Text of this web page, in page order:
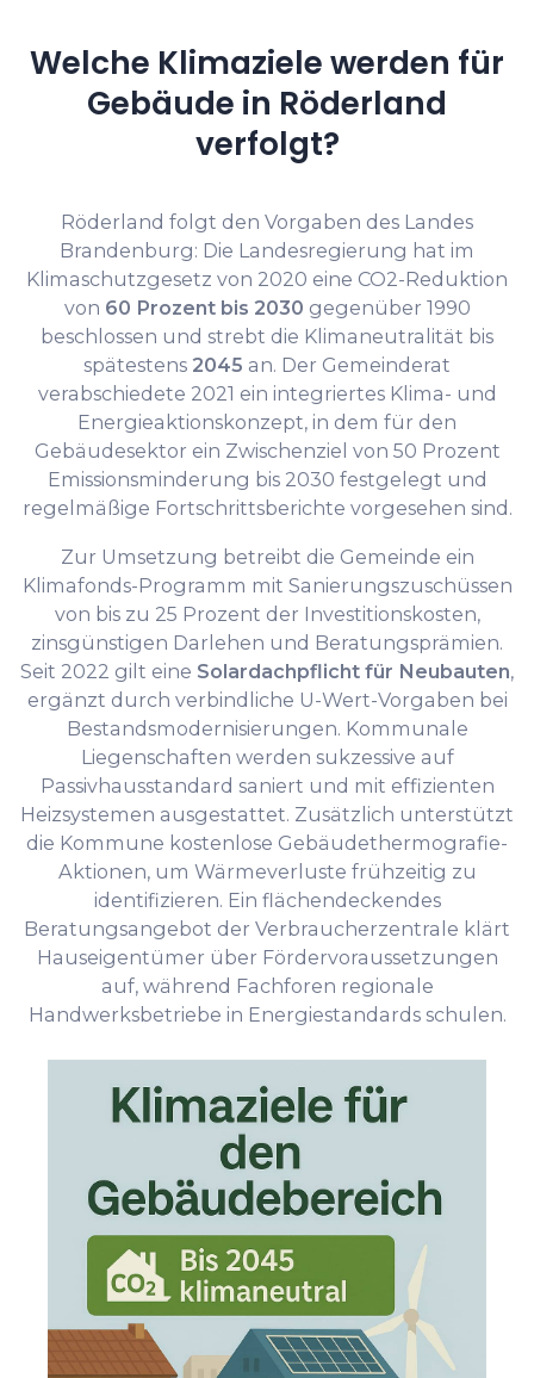
Welche Klimaziele werden für
Gebäude in Röderland
verfolgt?
Röderland folgt den Vorgaben des Landes
Brandenburg: Die Landesregierung hat im
Klimaschutzgesetz von 2020 eine CO2-Reduktion
von 60 Prozent bis 2030 gegenüber 1990
beschlossen und strebt die Klimaneutralität bis
spätestens 2045 an. Der Gemeinderat
verabschiedete 2021 ein integriertes Klima- und
Energieaktionskonzept, in dem für den
Gebäudesektor ein Zwischenziel von 50 Prozent
Emissionsminderung bis 2030 festgelegt und
regelmäßige Fortschrittsberichte vorgesehen sind.
Zur Umsetzung betreibt die Gemeinde ein
Klimafonds-Programm mit Sanierungszuschüssen
von bis zu 25 Prozent der Investitionskosten,
zinsgünstigen Darlehen und Beratungsprämien.
Seit 2022 gilt eine Solardachpflicht für Neubauten,
ergänzt durch verbindliche U-Wert-Vorgaben bei
Bestandsmodernisierungen. Kommunale
Liegenschaften werden sukzessive auf
Passivhausstandard saniert und mit effizienten
Heizsystemen ausgestattet. Zusätzlich unterstützt
die Kommune kostenlose Gebäudethermografie-
Aktionen, um Wärmeverluste frühzeitig zu
identifizieren. Ein flächendeckendes
Beratungsangebot der Verbraucherzentrale klärt
Hauseigentümer über Fördervoraussetzungen
auf, während Fachforen regionale
Handwerksbetriebe in Energiestandards schulen.